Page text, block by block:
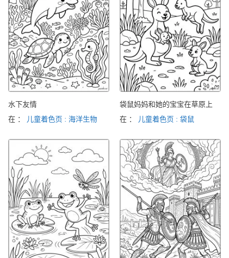
水下友情
在 ：
儿童着色页 : 海洋生物
袋鼠妈妈和她的宝宝在草原上
在 ：
儿童着色页 : 袋鼠